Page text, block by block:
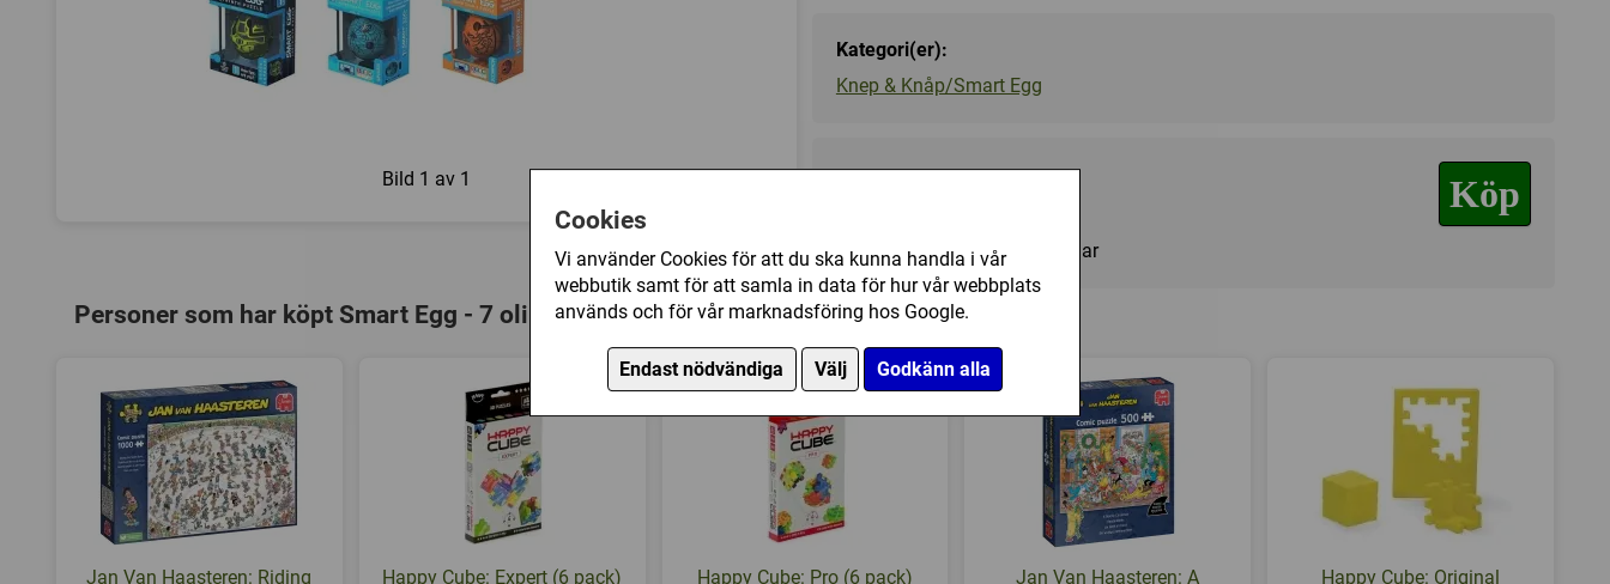
Cookies
Vi använder Cookies för att du ska kunna handla i vår
webbutik samt för att samla in data för hur vår webbplats
används och för vår marknadsföring hos Google.
Endast nödvändiga Välj Godkänn alla
Bild 1 av 1
Space Capsule (Level 13)
Spider (Level 14)
1. Börja med att stoppa in staven i ena änden, antingen topp eller botten.
2. Hitta din väg genom ägget genom att trycka, dra eller föra den genom labyrinten.
Smart eggs finns med svårighetsgraderna 3 - 15 och det krävs mellan 8 – 20 rörelser för
att lösa labyrinterna. Varje design har olika labyrinter.
Kategori(er):
Knep & Knåp/Smart Egg
Köp
I lager, leveranstid 1-3 vardagar
Personer som har köpt Smart Egg - 7 olika (en av varje) har också köpt
Jan Van Haasteren: Riding Happy Cube: Expert (6 pack) Happy Cube: Pro (6 pack) Jan Van Haasteren: A Happy Cube: Original